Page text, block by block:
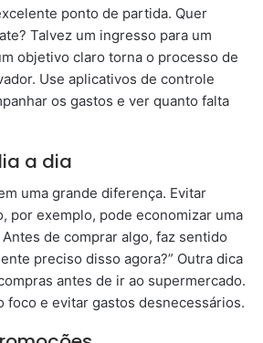
ponto de partida. Quer
Talvez um ingresso para um
objetivo claro torna o processo de
Use aplicativos de controle
os gastos e ver quanto falta
a dia
uma grande diferença. Evitar
por exemplo, pode economizar uma
de comprar algo, faz sentido
preciso disso agora?” Outra dica
antes de ir ao supermercado.
foco e evitar gastos desnecessários.